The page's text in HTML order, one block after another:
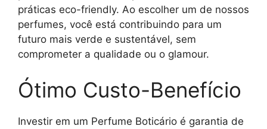
práticas eco-friendly. Ao escolher um de nossos
perfumes, você está contribuindo para um
futuro mais verde e sustentável, sem
comprometer a qualidade ou o glamour.
Ótimo Custo-Benefício
Investir em um Perfume Boticário é garantia de